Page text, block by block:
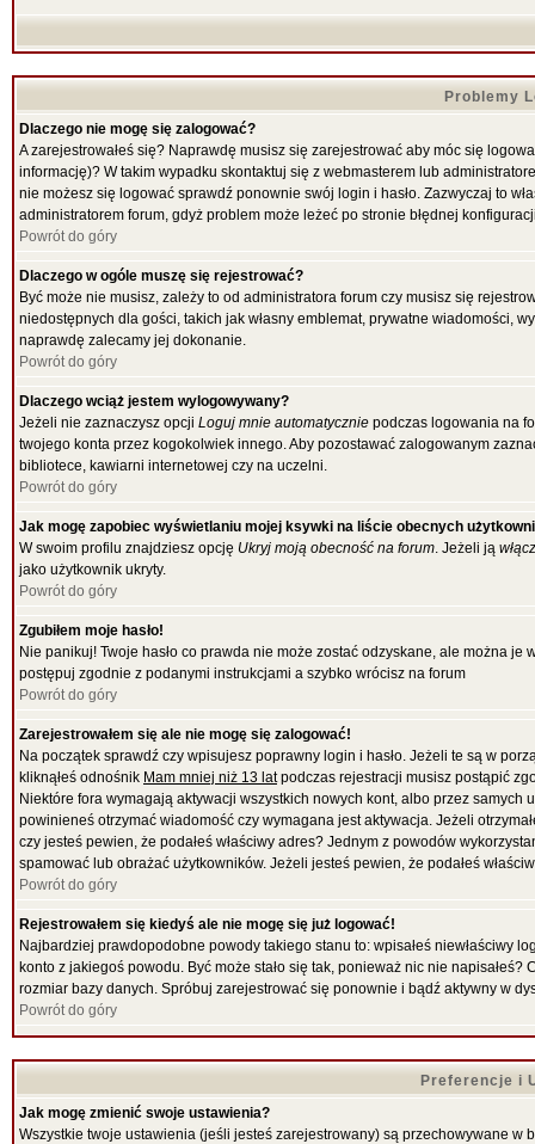
Problemy
Dlaczego nie mogę się zalogować?
A zarejestrowałeś się? Naprawdę musisz się zarejestrować aby móc się
informację)? W takim wypadku skontaktuj się z webmasterem lub
nie możesz się logować sprawdź ponownie swój login i hasło. Zazwyczaj to
administratorem forum, gdyż problem może leżeć po stronie błędnej
Powrót do góry
Dlaczego w ogóle muszę się rejestrować?
Być może nie musisz, zależy to od administratora forum czy musisz się
niedostępnych dla gości, takich jak własny emblemat, prywatne wiadomości,
naprawdę zalecamy jej dokonanie.
Powrót do góry
Dlaczego wciąż jestem wylogowywany?
Jeżeli nie zaznaczysz opcji Loguj mnie automatycznie podczas logowania na
twojego konta przez kogokolwiek innego. Aby pozostawać zalogowanym
bibliotece, kawiarni internetowej czy na uczelni.
Powrót do góry
Jak mogę zapobiec wyświetlaniu mojej ksywki na liście obecnych
W swoim profilu znajdziesz opcję Ukryj moją obecność na forum. Jeżeli ją
jako użytkownik ukryty.
Powrót do góry
Zgubiłem moje hasło!
Nie panikuj! Twoje hasło co prawda nie może zostać odzyskane, ale można
postępuj zgodnie z podanymi instrukcjami a szybko wrócisz na forum
Powrót do góry
Zarejestrowałem się ale nie mogę się zalogować!
Na początek sprawdź czy wpisujesz poprawny login i hasło. Jeżeli te są w
kliknąłeś odnośnik Mam mniej niż 13 latpodczas rejestracji musisz postąpić
Niektóre fora wymagają aktywacji wszystkich nowych kont, albo przez
powinieneś otrzymać wiadomość czy wymagana jest aktywacja. Jeżeli
czy jesteś pewien, że podałeś właściwy adres? Jednym z powodów
spamować lub obrażać użytkowników. Jeżeli jesteś pewien, że podałeś
Powrót do góry
Rejestrowałem się kiedyś ale nie mogę się już logować!
Najbardziej prawdopodobne powody takiego stanu to: wpisałeś niewłaściwy
konto z jakiegoś powodu. Być może stało się tak, ponieważ nic nie
rozmiar bazy danych. Spróbuj zarejestrować się ponownie i bądź aktywny w
Powrót do góry
Preferencje i
Jak mogę zmienić swoje ustawienia?
Wszystkie twoje ustawienia (jeśli jesteś zarejestrowany) są przechowywane w